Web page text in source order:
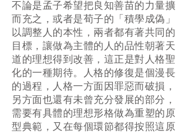
不論是孟子希望把良知善苗的力量擴
而充之，或者是荀子的「積學成偽」
以調整人的本性，兩者都有著共同的
目標，讓做為主體的人的品性朝著天
道的理想得到改善，這正是對人格聖
化的一種期待。人格的修復是個漫長
的過程，人格一方面因罪惡而破損，
另方面也還有未曾充分發展的部分，
需要有具體的理想形格做為重塑的原
型典範，又在每個環節都得按照這原